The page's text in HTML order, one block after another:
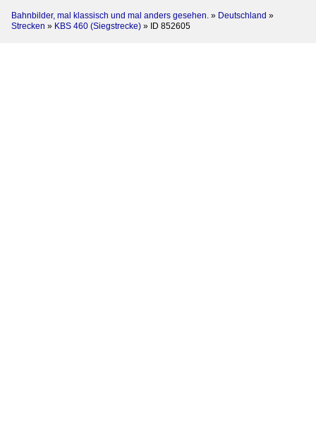
Bahnbilder, mal klassisch und mal anders gesehen. » Deutschland »
Strecken » KBS 460 (Siegstrecke) » ID 852605